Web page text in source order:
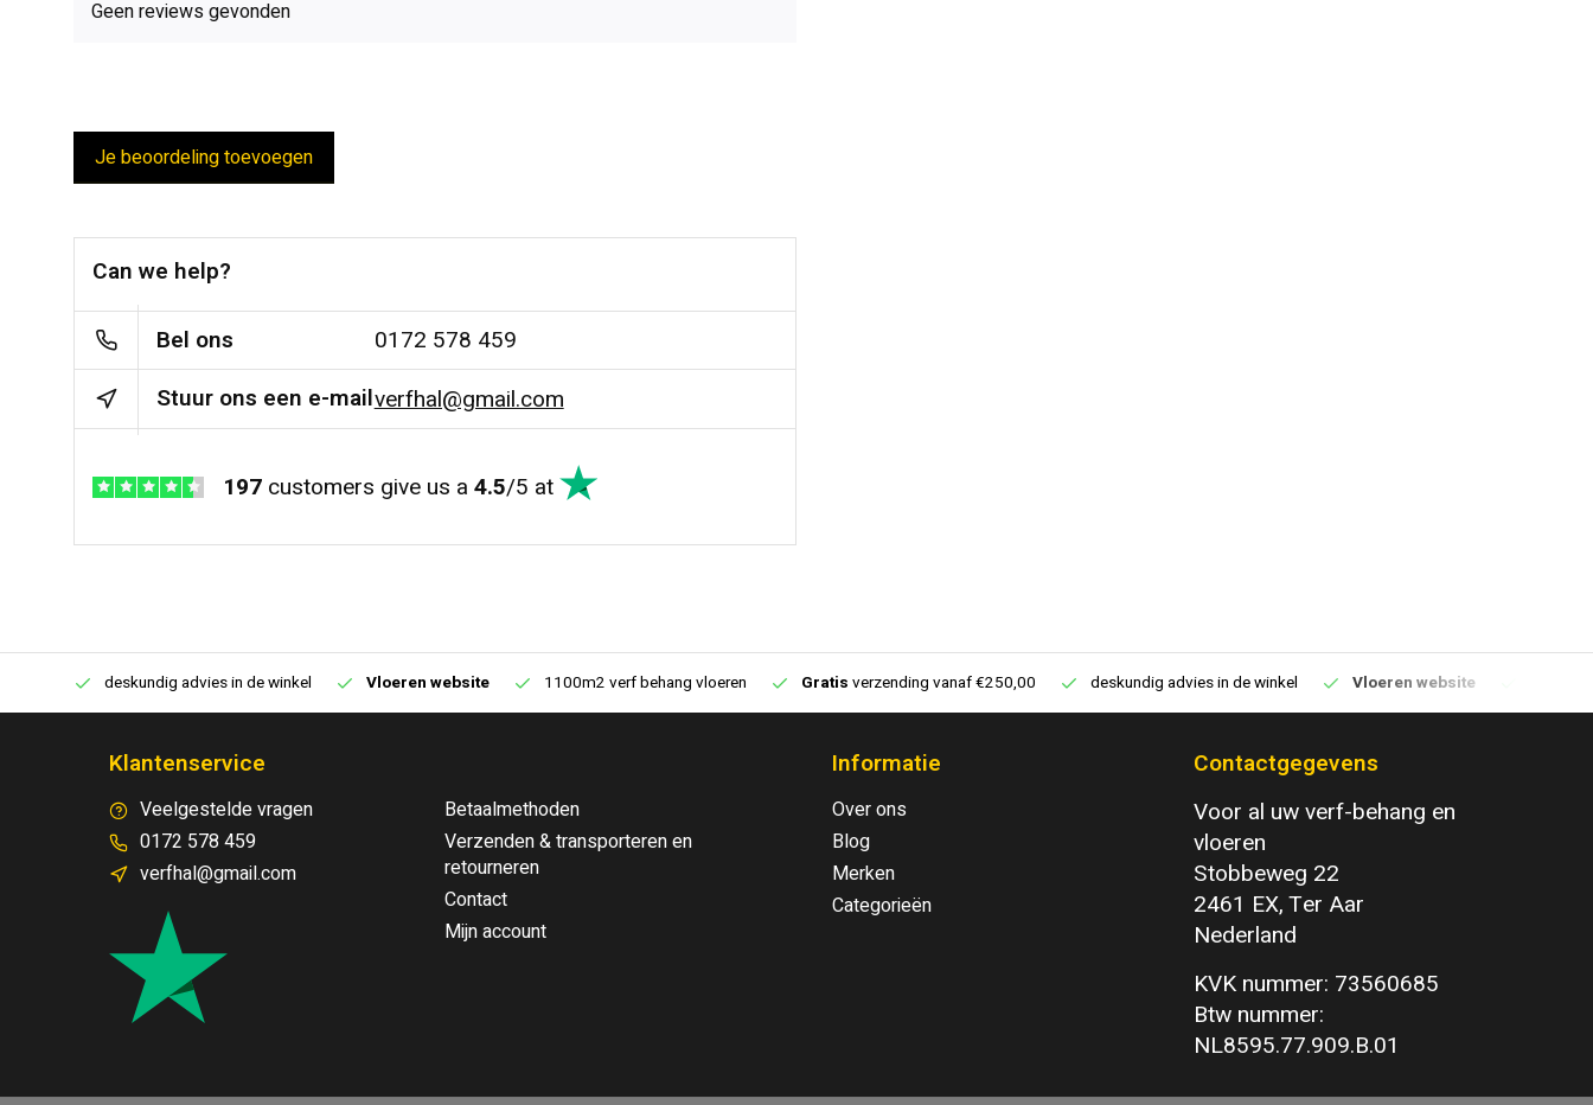
Geen reviews gevonden
Je beoordeling toevoegen
Can we help?
Bel ons
0172 578 459
Stuur ons een e-mailverfhal@gmail.com
197 customers give us a 4.5/5 at
deskundig advies in de winkel Vloeren website 1100m2 verf behang vloeren Gratis verzending vanaf €250,00 deskundig advies in de winkel Vloeren website
Klantenservice
Veelgestelde vragen
0172 578 459
verfhal@gmail.com
Betaalmethoden
Verzenden & transporteren en
retourneren
Contact
Mijn account
Informatie
Over ons
Blog
Merken
Categorieën
Contactgegevens
Voor al uw verf-behang en
vloeren
Stobbeweg 22
2461 EX, Ter Aar
Nederland
KVK nummer: 73560685
Btw nummer:
NL8595.77.909.B.01